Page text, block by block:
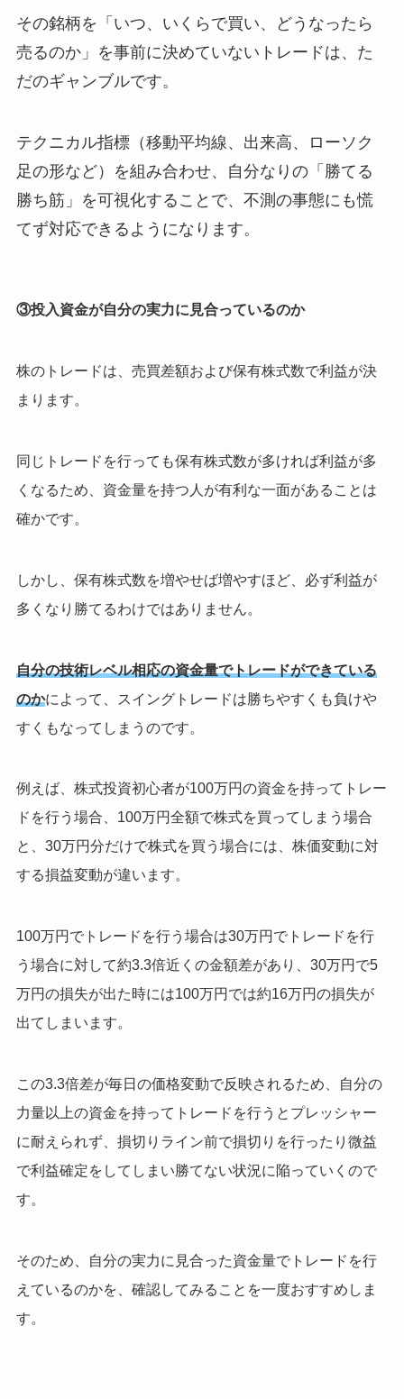
その銘柄を「いつ、いくらで買い、どうなったら
売るのか」を事前に決めていないトレードは、た
だのギャンブルです。
テクニカル指標（移動平均線、出来高、ローソク
足の形など）を組み合わせ、自分なりの「勝てる
勝ち筋」を可視化することで、不測の事態にも慌
てず対応できるようになります。
③投入資金が自分の実力に見合っているのか
株のトレードは、売買差額および保有株式数で利益が決
まります。
同じトレードを行っても保有株式数が多ければ利益が多
くなるため、資金量を持つ人が有利な一面があることは
確かです。
しかし、保有株式数を増やせば増やすほど、必ず利益が
多くなり勝てるわけではありません。
自分の技術レベル相応の資金量でトレードができている
のかによって、スイングトレードは勝ちやすくも負けや
すくもなってしまうのです。
例えば、株式投資初心者が100万円の資金を持ってトレー
ドを行う場合、100万円全額で株式を買ってしまう場合
と、30万円分だけで株式を買う場合には、株価変動に対
する損益変動が違います。
100万円でトレードを行う場合は30万円でトレードを行
う場合に対して約3.3倍近くの金額差があり、30万円で5
万円の損失が出た時には100万円では約16万円の損失が
出てしまいます。
この3.3倍差が毎日の価格変動で反映されるため、自分の
力量以上の資金を持ってトレードを行うとプレッシャー
に耐えられず、損切りライン前で損切りを行ったり微益
で利益確定をしてしまい勝てない状況に陥っていくので
す。
そのため、自分の実力に見合った資金量でトレードを行
えているのかを、確認してみることを一度おすすめしま
す。